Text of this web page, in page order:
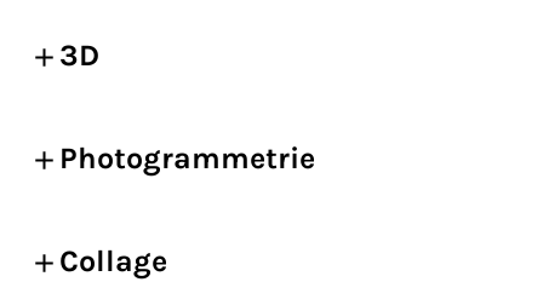
3D
Photogrammetrie
Collage